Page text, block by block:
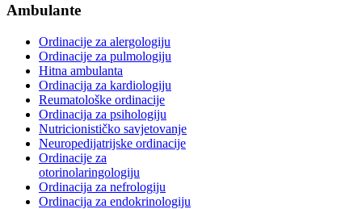
Ambulante
Ordinacije za alergologiju
Ordinacije za pulmologiju
Hitna ambulanta
Ordinacija za kardiologiju
Reumatološke ordinacije
Ordinacija za psihologiju
Nutricionističko savjetovanje
Neuropedijatrijske ordinacije
Ordinacije za
otorinolaringologiju
Ordinacija za nefrologiju
Ordinacija za endokrinologiju